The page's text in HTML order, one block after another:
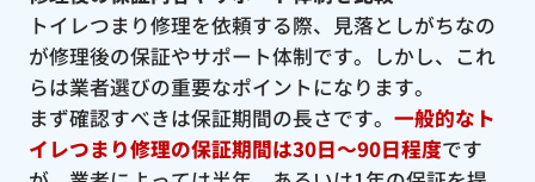
トイレつまり修理を依頼する際、見落としがちなの
が修理後の保証やサポート体制です。しかし、これ
らは業者選びの重要なポイントになります。
まず確認すべきは保証期間の長さです。 一般的なト
イレつまり修理の保証期間は30日〜90日程度です